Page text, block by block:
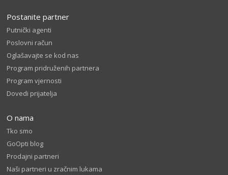
Postanite partner
Putnički agenti
Poslovni račun
Oglašavajte se kod nas
Program pridruženih partnera
Program vjernosti
Dovedi prijatelja
O nama
Tko smo
GoOpti blog
Prodajni partneri
Naši partneri u zračnim lukama